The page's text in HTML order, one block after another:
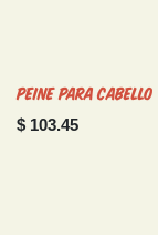
Peine para Cabello
$ 103.45